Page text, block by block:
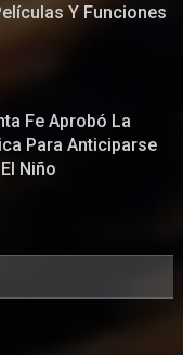
Y Funciones
Fe Aprobó La
Para Anticiparse
Niño